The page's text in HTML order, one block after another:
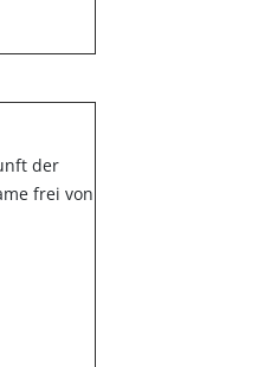
der
frei von